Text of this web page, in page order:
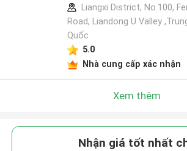
Liangxi District, No.100,
Road, Liandong U Valley
Quốc
5.0
Nhà cung cấp xác nhận
Xem thêm
Nhận giá tốt nhất